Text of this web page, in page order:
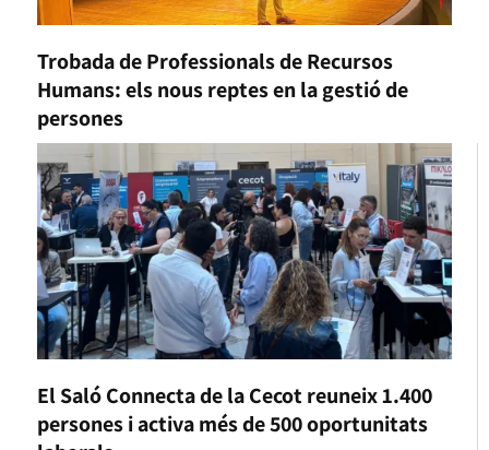
Trobada de Professionals de Recursos
Humans: els nous reptes en la gestió de
persones
El Saló Connecta de la Cecot reuneix 1.400
persones i activa més de 500 oportunitats